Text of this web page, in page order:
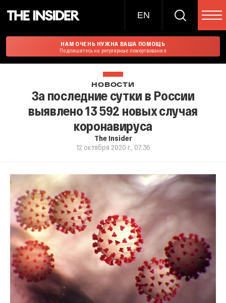
EN
НАМ ОЧЕНЬ НУЖНА ВАША ПОМОЩЬ
Подпишитесь на регулярные пожертвования
НОВОСТИ
За последние сутки в России
выявлено 13 592 новых случая
коронавируса
The Insider
12 октября 2020 г., 07:36